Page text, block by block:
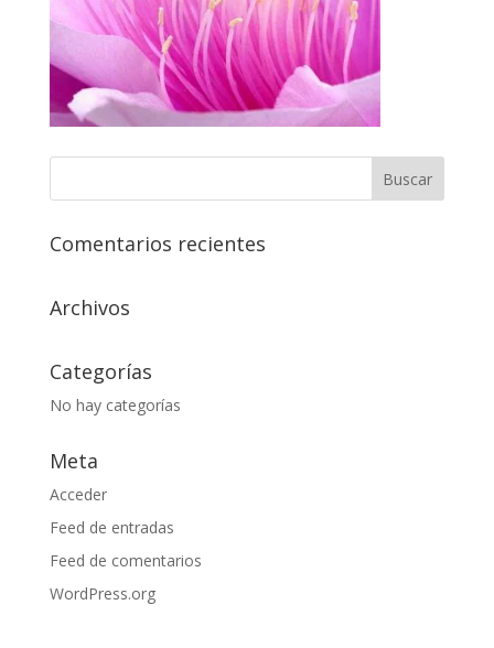
Comentarios recientes
Archivos
Categorías
No hay categorías
Meta
Acceder
Feed de entradas
Feed de comentarios
WordPress.org